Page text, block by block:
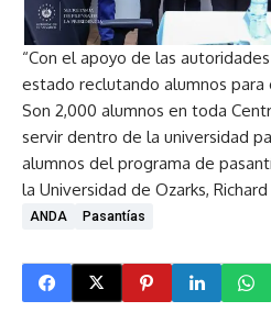
“Con el apoyo de las
estado reclutando alumnos
Son 2,000 alumnos en toda
servir dentro de la universidad
alumnos del programa de
la Universidad de Ozarks,
ANDA Pasantías